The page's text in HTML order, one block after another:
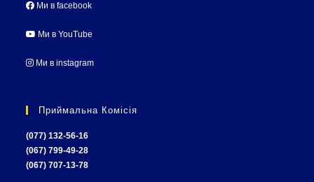
Ми в facebook
Ми в YouTube
Ми в instagram
Приймальна Комісія
(077) 132-56-16
(067) 799-49-28
(067) 707-13-78